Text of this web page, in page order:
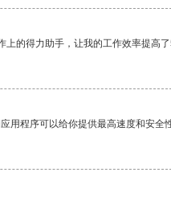
上的得力助手，让我的工作效率提高
用程序可以给你提供最高速度和安全